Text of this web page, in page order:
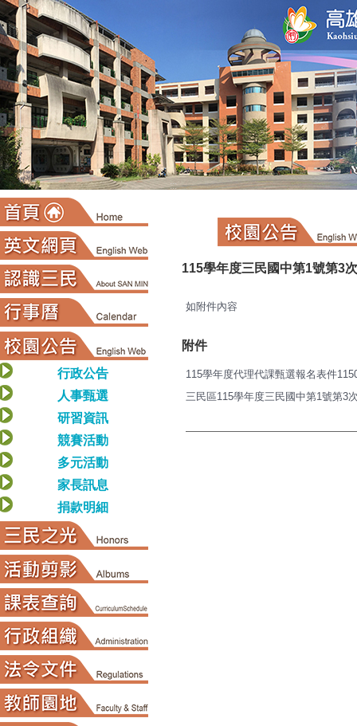
行政公告
人事甄選
研習資訊
競賽活動
多元活動
家長訊息
捐款明細
:::
115學年度三民國中第1號第3
如附件內容
附件
115學年度代理代課甄選報名表件
三民區115學年度三民國中第1號第3